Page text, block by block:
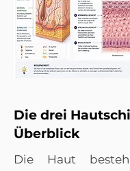
Die drei
Überblick
Die Haut